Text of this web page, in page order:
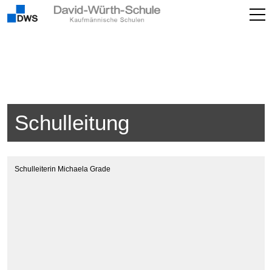
Schulleitung
Schulleiterin Michaela Grade